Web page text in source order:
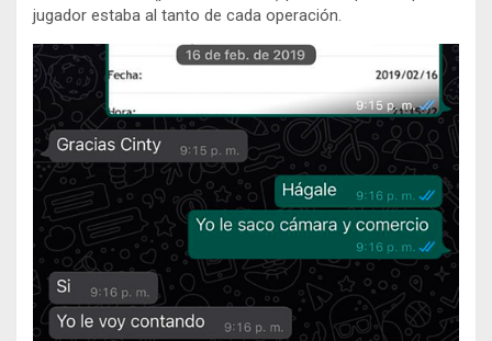
jugador estaba al tanto de cada operación.